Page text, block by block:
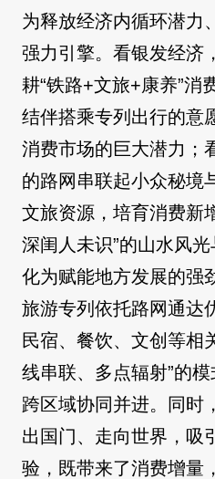
为释放经济内循环潜力
强力引擎。看银发经济
耕“铁路+文旅+康养”消
结伴搭乘专列出行的意
消费市场的巨大潜力；
的路网串联起小众秘境
文旅资源，培育消费新
深闺人未识”的山水风
化为赋能地方发展的强
旅游专列依托路网通达
民宿、餐饮、文创等相
线串联、多点辐射”的
跨区域协同并进。同时
出国门、走向世界，吸
验，既带来了消费增量